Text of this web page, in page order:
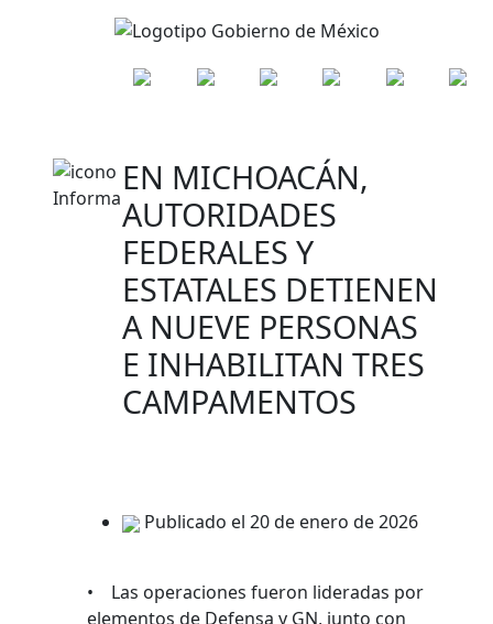
EN MICHOACÁN,
AUTORIDADES
FEDERALES Y
ESTATALES DETIENEN
A NUEVE PERSONAS
E INHABILITAN TRES
CAMPAMENTOS
Publicado el 20 de enero de 2026
• Las operaciones fueron lideradas por
elementos de Defensa y GN, junto con